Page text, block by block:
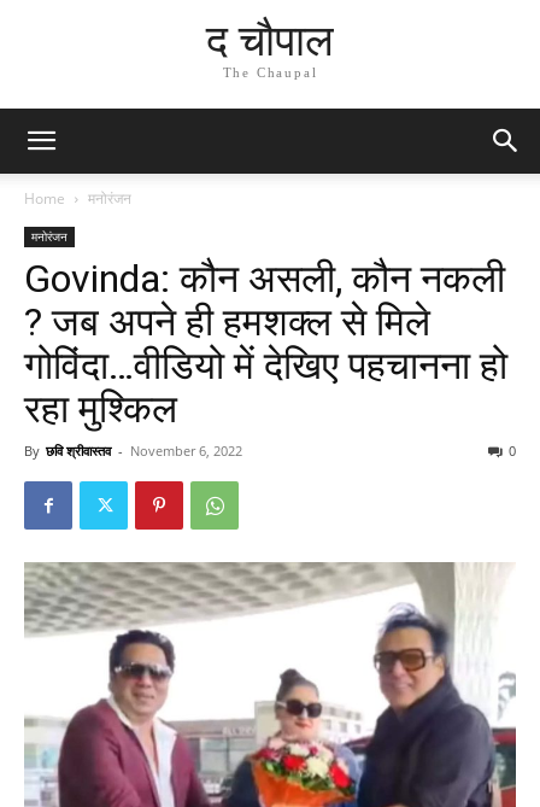
द चौपाल
The Chaupal
Home मनोरंजन
मनोरंजन
Govinda: कौन असली, कौन नकली
? जब अपने ही हमशक्ल से मिले
गोविंदा…वीडियो में देखिए पहचानना हो
रहा मुश्किल
By छवि श्रीवास्तव - November 6, 2022 0